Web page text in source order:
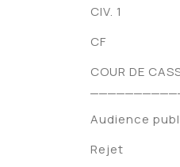
CIV. 1
CF
COUR DE
Audience
Rejet